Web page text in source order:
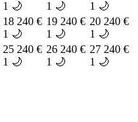
1 🌙
1 🌙
1 🌙
18 240 €
1 🌙
19 240 €
1 🌙
20 240 €
1 🌙
25 240 €
1 🌙
26 240 €
1 🌙
27 240 €
1 🌙